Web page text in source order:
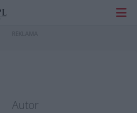
Autor